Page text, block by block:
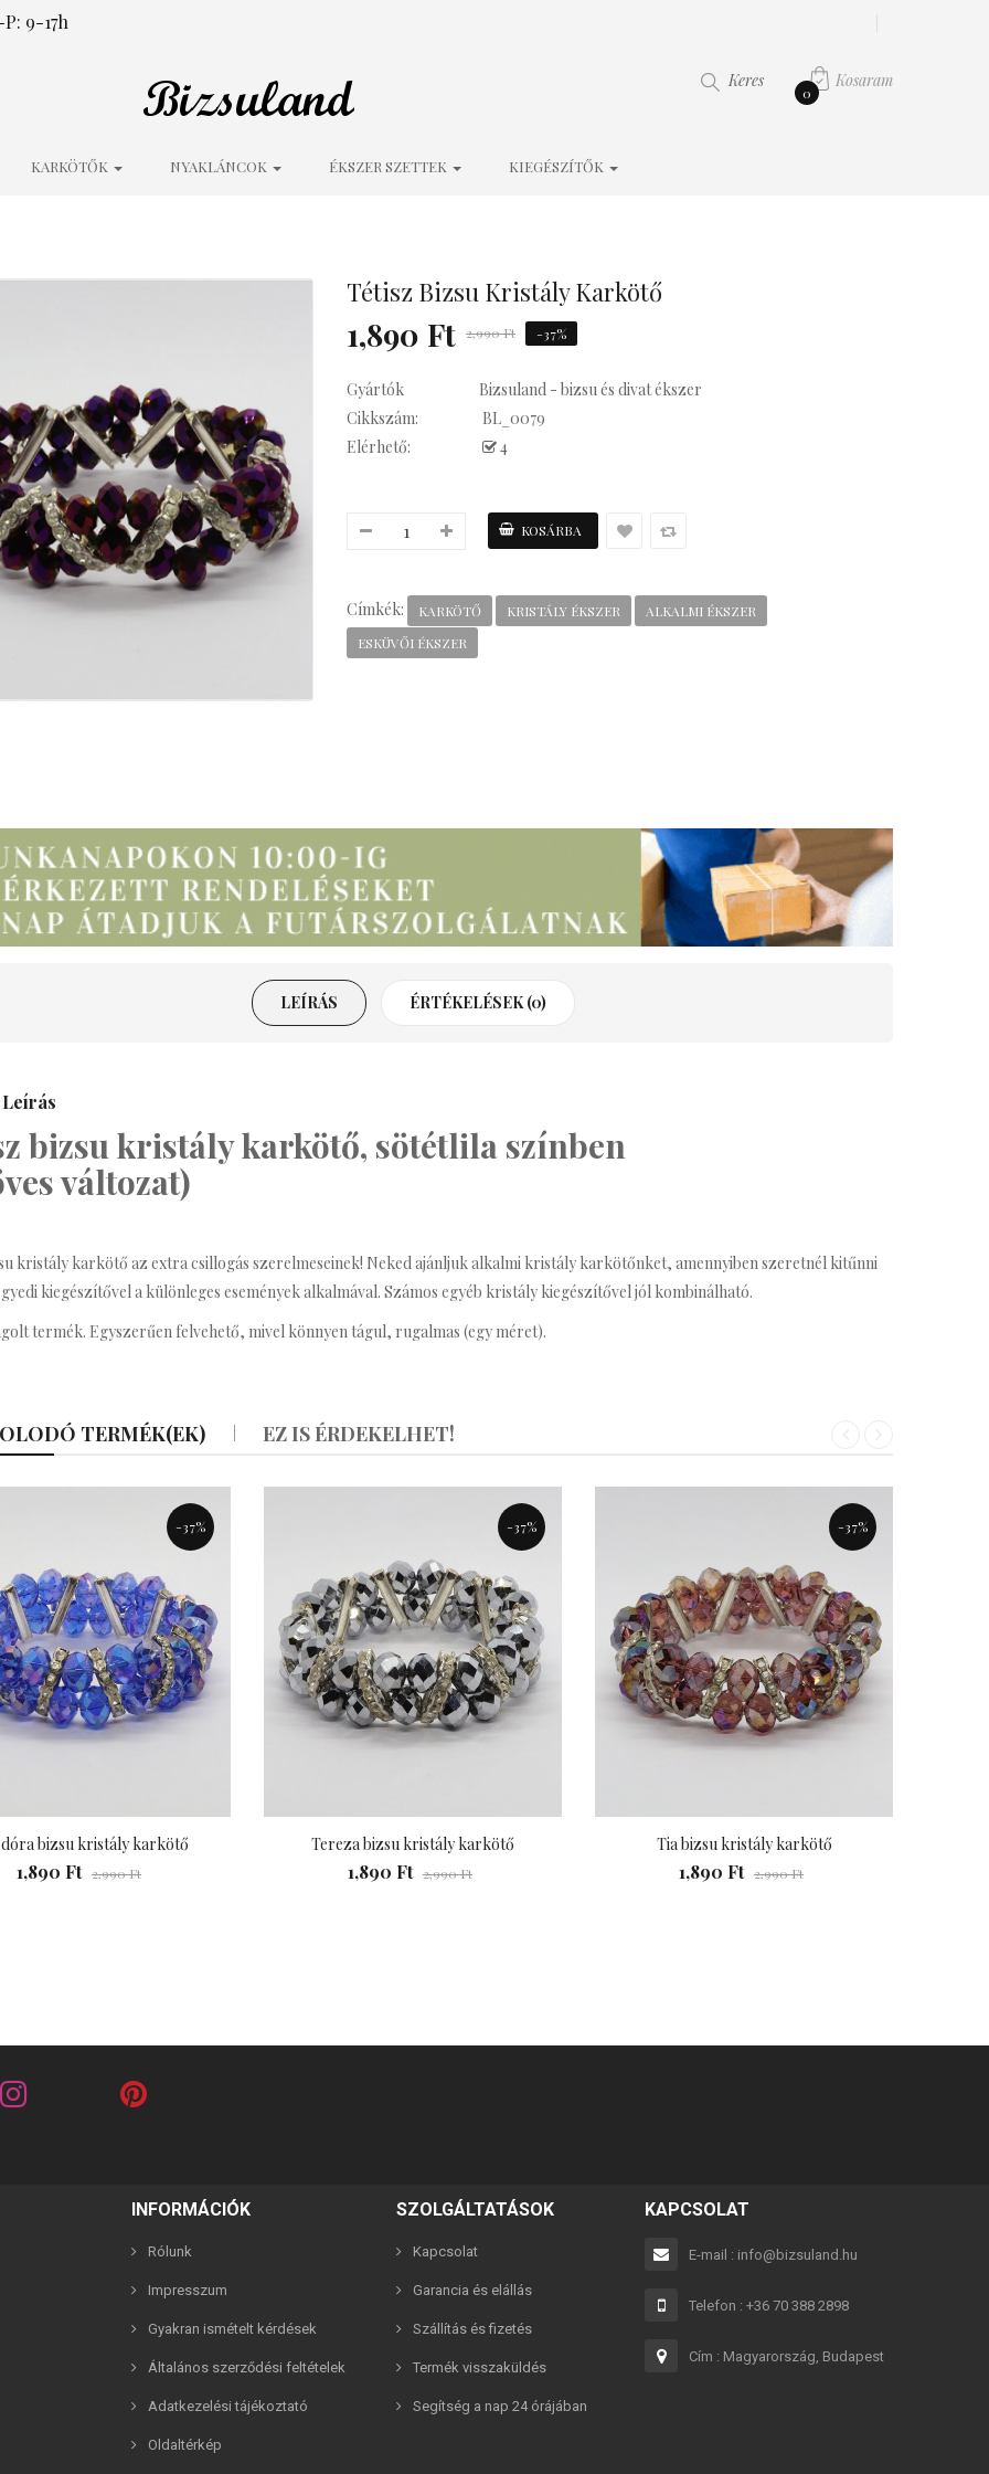
9-17h
Kosaram
0
Keres
KARKÖTŐK NYAKLÁNCOK ÉKSZER SZETTEK KIEGÉSZÍTŐK
Bizsu Statement
Ft
Bizsu Statement
Bizsu Kávés
Tétisz Bizsu Kristály Karkötő
1,890 Ft 2,990 Ft -37%
Gyártók
Bizsuland - bizsu és divat ékszer
Cikkszám:
BL_0079
Elérhető:
4
Címkék: KARKÖTŐ KRISTÁLY ÉKSZER
ALKALMI ÉKSZER
ESKÜVŐI ÉKSZER
LEÍRÁS ÉRTÉKELÉSEK (0)
bizsu kristály karkötő, sötétlila színben
változat)
kristály karkötő az extra csillogás szerelmeseinek! Neked ajánljuk alkalmi kristály karkötőnket, amennyiben szeretnél kitűnni
kiegészítővel a különleges események alkalmával. Számos egyéb kristály kiegészítővel jól kombinálható.
termék. Egyszerűen felvehető, mivel könnyen tágul, rugalmas (egy méret).
TERMÉK(EK) EZ IS ÉRDEKELHET!
-37%
bizsu kristály karkötő
1,890 Ft 2,990 Ft
-37%
Tereza bizsu kristály karkötő
1,890 Ft 2,990 Ft
-37%
Tia bizsu kristály karkötő
1,890 Ft 2,990 Ft
2,990 Ft
Best Friends fekete 2in1 páros karkötő
2,990 Ft
INFORMÁCIÓK
Rólunk
Impresszum
Gyakran ismételt kérdések
Általános szerződési feltételek
Adatkezelési tájékoztató
Oldaltérkép
SZOLGÁLTATÁSOK
Kapcsolat
Garancia és elállás
Szállítás és fizetés
Termék visszaküldés
Segítség a nap 24 órájában
KAPCSOLAT
E-mail : info@bizsuland.hu
Telefon : +36 70 388 2898
Cím : Magyarország, Budapest